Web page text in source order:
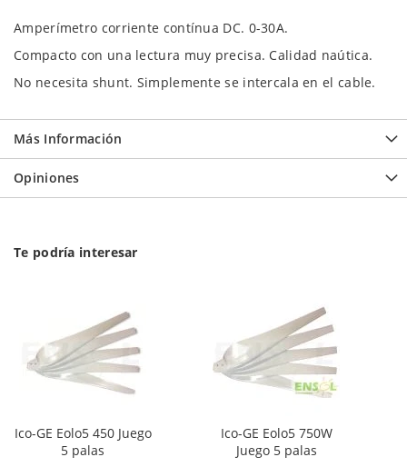
Amperímetro corriente contínua DC. 0-30A.
Compacto con una lectura muy precisa. Calidad naútica.
No necesita shunt. Simplemente se intercala en el cable.
Más Información
Opiniones
Te podría interesar
Ico-GE Eolo5 450 Juego
5 palas
Ico-GE Eolo5 750W
Juego 5 palas